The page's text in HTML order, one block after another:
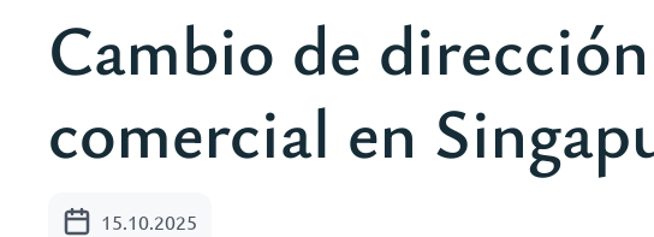
Cambio de dirección
comercial en
15.10.2025